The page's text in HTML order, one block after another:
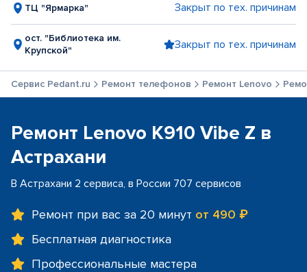
ТЦ "Ярмарка" Закрыт по тех. причинам
ост. "Библиотека им.
Крупской"
Закрыт по тех. причинам
Сервис Pedant.ru Ремонт телефонов Ремонт Lenovo
Ремонт Lenovo K910 Vibe Z в
Астрахани
В Астрахани 2 сервиса, в России 707 сервисов
Ремонт при вас за 20 минут от 490 ₽
Бесплатная диагностика
Профессиональные мастера